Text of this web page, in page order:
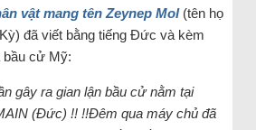
vật mang tên Zeynep Mol (tên họ
đã viết bằng tiếng Đức và kèm
bầu cử Mỹ:
gây ra gian lận bầu cử nằm tại
(Đức) !! !!Đêm qua máy chủ đã